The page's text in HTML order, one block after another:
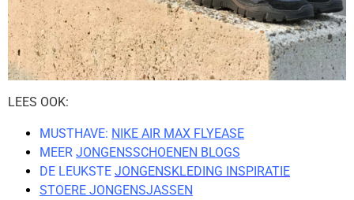
LEES OOK:
MUSTHAVE: NIKE AIR MAX FLYEASE
MEER JONGENSSCHOENEN BLOGS
DE LEUKSTE JONGENSKLEDING INSPIRATIE
STOERE JONGENSJASSEN